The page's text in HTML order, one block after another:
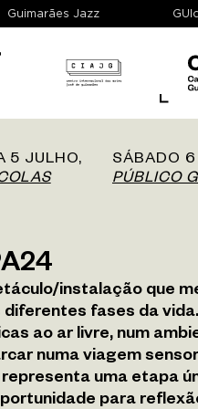
Guimarães Jazz
5 JULHO,
SÁBADO
PÚBLICO
instalação que
fases da
ao ar livre, num
numa viagem
uma etapa
para